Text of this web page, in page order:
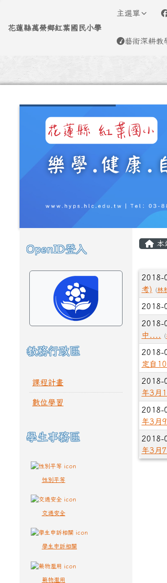
花蓮縣萬榮鄉紅葉
花蓮縣萬榮鄉紅葉國民小學
主選單
藝術深耕教
左邊區域內容
OpenID登入
教務行政區
課程計畫
數位學習
學生事務區
性別平等
交通安全
學生申訴相關
藥物濫用
主本
文
2018-
考)
(林
2018-
2018-
中....
(
2018-
定自
2018-
年3月
2018-
年3月
2018-
年3月